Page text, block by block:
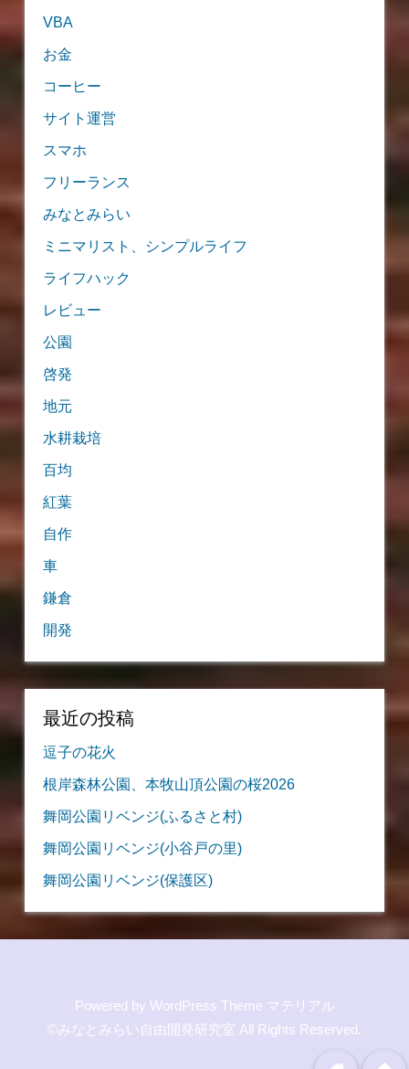
VBA
お金
コーヒー
サイト運営
スマホ
フリーランス
みなとみらい
ミニマリスト、シンプルライフ
ライフハック
レビュー
公園
啓発
地元
水耕栽培
百均
紅葉
自作
車
鎌倉
開発
最近の投稿
逗子の花火
根岸森林公園、本牧山頂公園の桜2026
舞岡公園リベンジ(ふるさと村)
舞岡公園リベンジ(小谷戸の里)
舞岡公園リベンジ(保護区)
Powered by WordPress Theme マテリアル
©みなとみらい自由開発研究室 All Rights Reserved.